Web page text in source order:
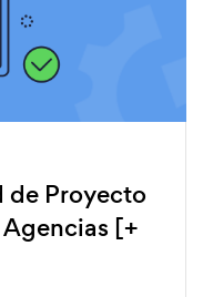
de Proyecto
[+